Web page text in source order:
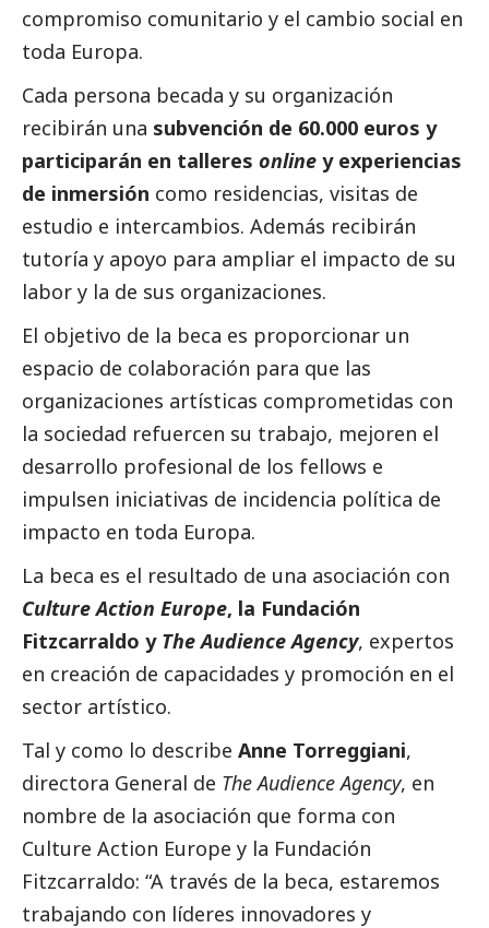
compromiso comunitario y el cambio social en
toda Europa.
Cada persona becada y su organización
recibirán una subvención de 60.000 euros y
participarán en talleres online y experiencias
de inmersión como residencias, visitas de
estudio e intercambios. Además recibirán
tutoría y apoyo para ampliar el impacto de su
labor y la de sus organizaciones.
El objetivo de la beca es proporcionar un
espacio de colaboración para que las
organizaciones artísticas comprometidas con
la sociedad refuercen su trabajo, mejoren el
desarrollo profesional de los fellows e
impulsen iniciativas de incidencia política de
impacto en toda Europa.
La beca es el resultado de una asociación con
Culture Action Europe, la Fundación
Fitzcarraldo y The Audience Agency, expertos
en creación de capacidades y promoción en el
sector artístico.
Tal y como lo describe Anne Torreggiani,
directora General de The Audience Agency, en
nombre de la asociación que forma con
Culture Action Europe y la Fundación
Fitzcarraldo: “A través de la beca, estaremos
trabajando con líderes innovadores y